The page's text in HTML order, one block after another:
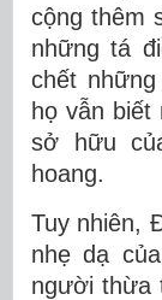
cộng thêm
những tá
chết
họ vẫn biết
sở hữu
hoang.
Tuy nhiên,
nhẹ dạ
người thừa